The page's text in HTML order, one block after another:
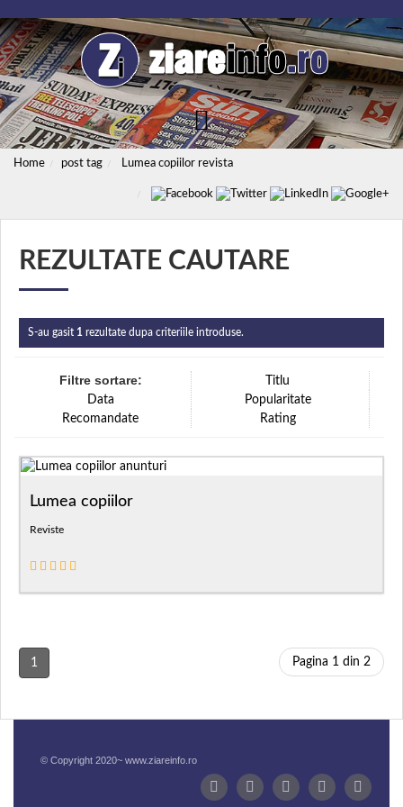
Home post tag Lumea copiilor revista
REZULTATE CAUTARE
S-au gasit 1 rezultate dupa criteriile introduse.
Filtre sortare:
Titlu
Data
Popularitate
Recomandate
Rating
Lumea copiilor
Reviste
1 Pagina 1 din 2
© Copyright 2020~ www.ziareinfo.ro